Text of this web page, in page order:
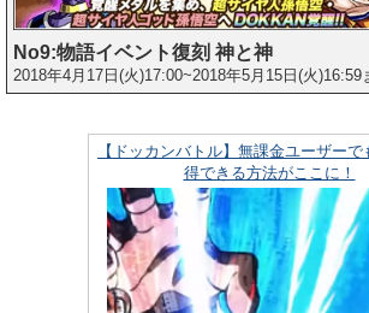
No9:物語イベント復刻 神と神
2018年4月17日(火)17:00~2018年5月15日(火)16:59
【ドッカンバトル】無課金ユーザーで
得できる方法がここに！